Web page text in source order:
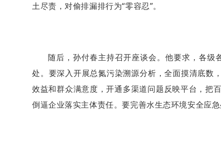
土尽责，对偷排漏排行为“零容忍”。
随后，孙付春主持召开座谈会。他要求，各
处。要深入开展总氮污染溯源分析，全面摸清底数
效益和群众满意度，开通多渠道问题反映平台，把
倒逼企业落实主体责任。要完善水生态环境安全应